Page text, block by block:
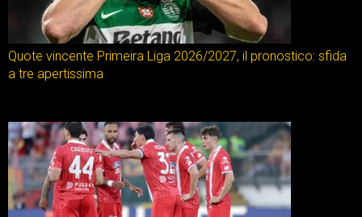
Quote vincente Primeira Liga 2026/2027, il pronostico: sfida
a tre apertissima